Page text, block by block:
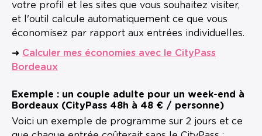
votre profil et les sites que vous souhaitez visiter,
et l'outil calcule automatiquement ce que vous
économisez par rapport aux entrées individuelles.
➜ Calculer mes économies avec le CityPass
Bordeaux
Exemple : un couple adulte pour un week-end à
Bordeaux (CityPass 48h à 48 € / personne)
Voici un exemple de programme sur 2 jours et ce